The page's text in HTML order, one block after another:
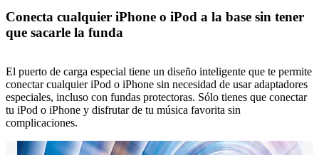
Conecta cualquier iPhone o iPod a la base sin tener
que sacarle la funda
El puerto de carga especial tiene un diseño inteligente que te permite
conectar cualquier iPod o iPhone sin necesidad de usar adaptadores
especiales, incluso con fundas protectoras. Sólo tienes que conectar
tu iPod o iPhone y disfrutar de tu música favorita sin
complicaciones.